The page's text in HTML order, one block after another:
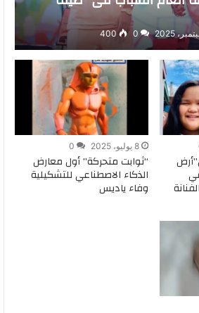
0
400
8 يوليو، 2025 0
“ثوابت متحركة” أول معارض
الذكاء الاصطناعي للتشكيلية
وفاء ياديس